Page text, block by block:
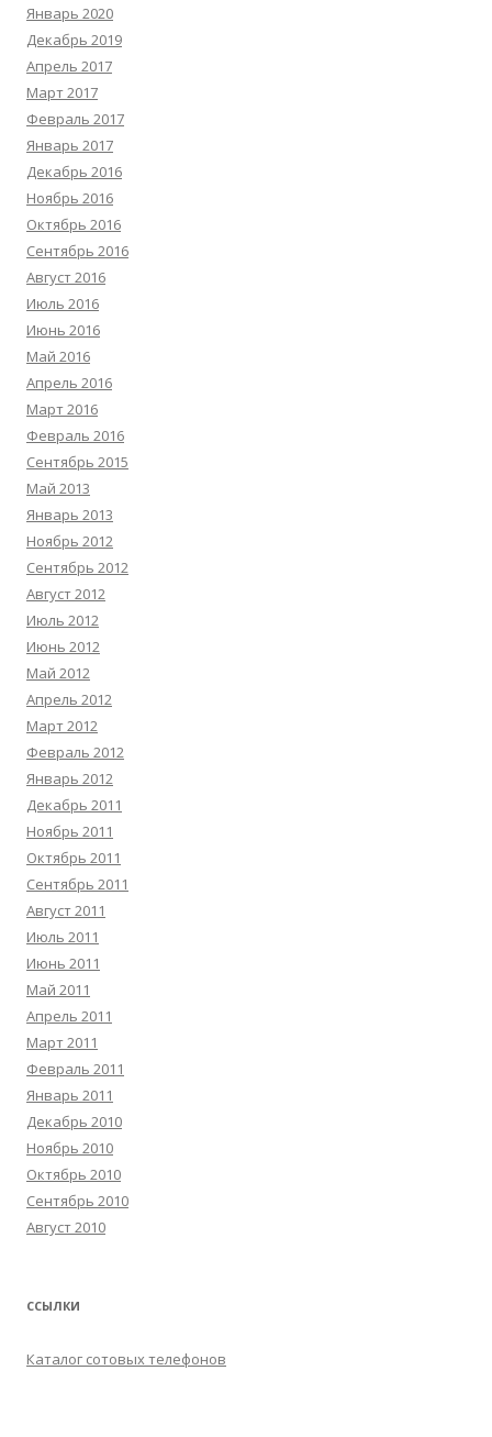
Январь 2020
Декабрь 2019
Апрель 2017
Март 2017
Февраль 2017
Январь 2017
Декабрь 2016
Ноябрь 2016
Октябрь 2016
Сентябрь 2016
Август 2016
Июль 2016
Июнь 2016
Май 2016
Апрель 2016
Март 2016
Февраль 2016
Сентябрь 2015
Май 2013
Январь 2013
Ноябрь 2012
Сентябрь 2012
Август 2012
Июль 2012
Июнь 2012
Май 2012
Апрель 2012
Март 2012
Февраль 2012
Январь 2012
Декабрь 2011
Ноябрь 2011
Октябрь 2011
Сентябрь 2011
Август 2011
Июль 2011
Июнь 2011
Май 2011
Апрель 2011
Март 2011
Февраль 2011
Январь 2011
Декабрь 2010
Ноябрь 2010
Октябрь 2010
Сентябрь 2010
Август 2010
ССЫЛКИ
Каталог сотовых телефонов